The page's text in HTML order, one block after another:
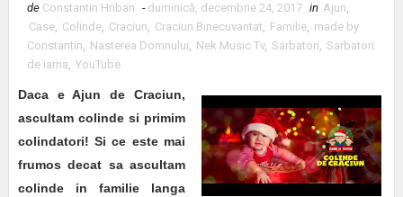
de Constantin Hriban - duminică, decembrie 24, 2017 in Ajun,
Case, Colinde, Craciun, Craciun Binecuvantat, Familie, made by
Constantin, Nasterea Domnului, Nek Music Tv, Sarbatori, Sarbatori
de iarna, YouTube
Daca e Ajun de Craciun,
ascultam colinde si primim
colindatori! Si ce este mai
frumos decat sa ascultam
colinde in familie langa